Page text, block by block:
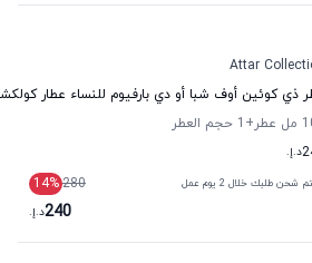
Attar
ذي كوئين أوف شبا أو دي بارفيوم للنساء عطار
+1
حجم العطر
د.إ.
شحن طلبك خلال 2 يوم عمل 280
14%
240د.إ.